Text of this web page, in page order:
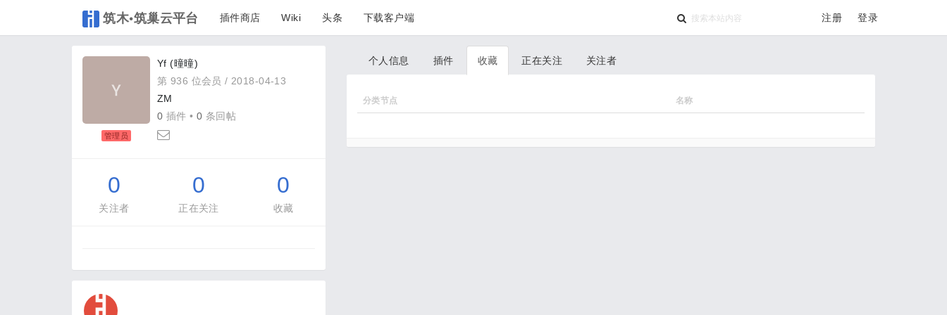
筑木•筑巢云平台 插件商店 Wiki 头条 下载客户端 注册 登录
管理员
Yf (曈曈)
第 936 位会员 / 2018-04-13
ZM
0 插件 • 0 条回帖
0
关注者
0
正在关注
0
收藏
个人信息 插件 收藏 正在关注 关注者
分类节点 名称